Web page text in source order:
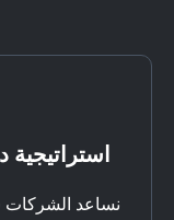
نساعد الشركات